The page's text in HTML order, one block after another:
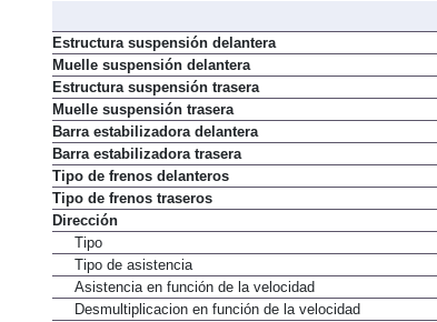
Estructura suspensión delantera
Muelle suspensión delantera
Estructura suspensión trasera
Muelle suspensión trasera
Barra estabilizadora delantera
Barra estabilizadora trasera
Tipo de frenos delanteros
Tipo de frenos traseros
Dirección
Tipo
Tipo de asistencia
Asistencia en función de la velocidad
Desmultiplicacion en función de la velocidad